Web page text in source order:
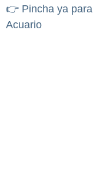
👉 Pincha ya
Acuario